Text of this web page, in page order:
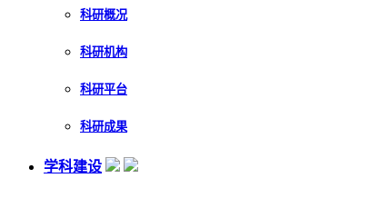
科研概况
科研机构
科研平台
科研成果
学科建设